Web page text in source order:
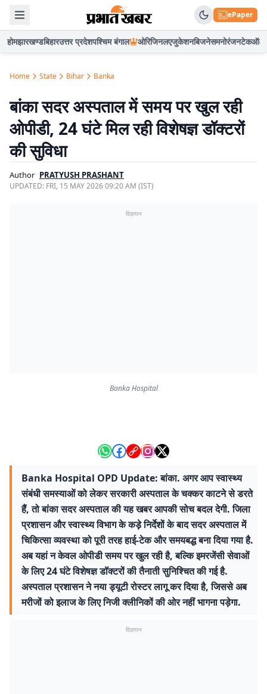
ePaper
होमझारखण्डबिहारउत्तर प्रदेशपश्चिम बंगाल ओरिजिनलएजुकेशनबिजनेसमनोरंजनटेकऑटो
Home State Bihar Banka
बांका सदर अस्पताल में समय पर खुल रही
ओपीडी, 24 घंटे मिल रही विशेषज्ञ डॉक्टरों
की सुविधा
Author PRATYUSH PRASHANT
UPDATED: FRI, 15 MAY 2026 09:20 AM (IST)
विज्ञापन
Banka Hospital
Banka Hospital OPD Update: बांका. अगर आप स्वास्थ्य
संबंधी समस्याओं को लेकर सरकारी अस्पताल के चक्कर काटने से डरते
हैं, तो बांका सदर अस्पताल की यह खबर आपकी सोच बदल देगी. जिला
प्रशासन और स्वास्थ्य विभाग के कड़े निर्देशों के बाद सदर अस्पताल में
चिकित्सा व्यवस्था को पूरी तरह हाई-टेक और समयबद्ध बना दिया गया है.
अब यहां न केवल ओपीडी समय पर खुल रही है, बल्कि इमरजेंसी सेवाओं
के लिए 24 घंटे विशेषज्ञ डॉक्टरों की तैनाती सुनिश्चित की गई है.
अस्पताल प्रशासन ने नया ड्यूटी रोस्टर लागू कर दिया है, जिससे अब
मरीजों को इलाज के लिए निजी क्लीनिकों की ओर नहीं भागना पड़ेगा.
विज्ञापन